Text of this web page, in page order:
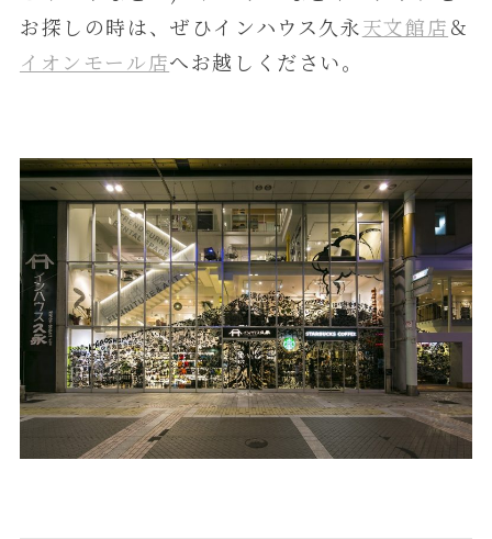
お探しの時は、ぜひインハウス久永天文館店＆
イオンモール店へお越しください。